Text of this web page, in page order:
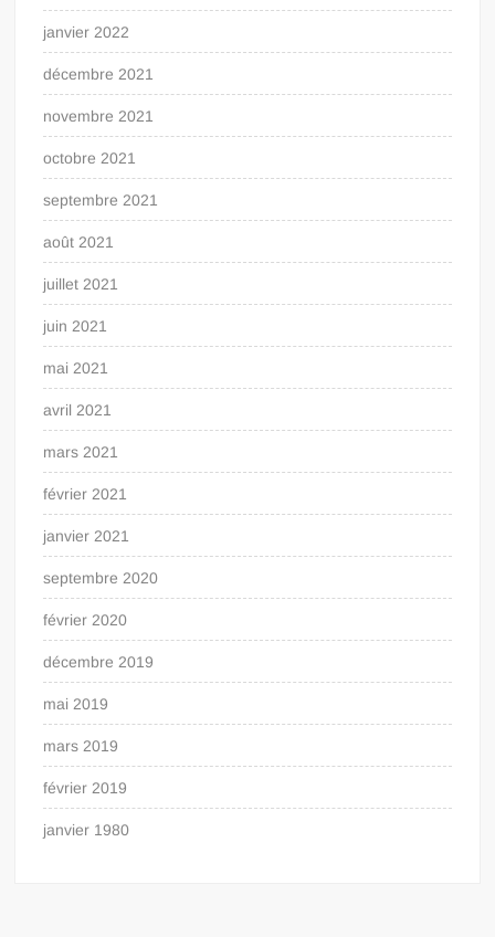
janvier 2022
décembre 2021
novembre 2021
octobre 2021
septembre 2021
août 2021
juillet 2021
juin 2021
mai 2021
avril 2021
mars 2021
février 2021
janvier 2021
septembre 2020
février 2020
décembre 2019
mai 2019
mars 2019
février 2019
janvier 1980